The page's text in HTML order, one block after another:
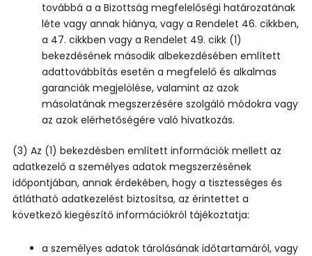
továbbá a a Bizottság megfelelőségi határozatának
léte vagy annak hiánya, vagy a Rendelet 46. cikkben,
a 47. cikkben vagy a Rendelet 49. cikk (1)
bekezdésének második albekezdésében említett
adattovábbítás esetén a megfelelő és alkalmas
garanciák megjelölése, valamint az azok
másolatának megszerzésére szolgáló módokra vagy
az azok elérhetőségére való hivatkozás.
(3) Az (1) bekezdésben említett információk mellett az
adatkezelő a személyes adatok megszerzésének
időpontjában, annak érdekében, hogy a tisztességes és
átlátható adatkezelést biztosítsa, az érintettet a
következő kiegészítő információkról tájékoztatja:
a személyes adatok tárolásának időtartamáról, vagy